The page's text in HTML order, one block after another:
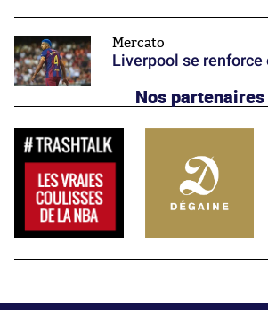
Mercato
Liverpool se renforce
Nos partenaires